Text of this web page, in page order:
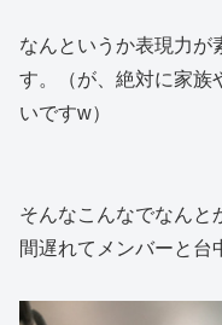
なんというか表現力が
す。（が、絶対に家族
いですw）
そんなこんなでなんと
間遅れてメンバーと台